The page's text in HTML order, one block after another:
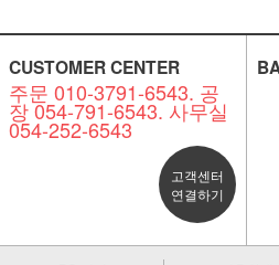
CUSTOMER CENTER
주문 010-3791-6543. 공
장 054-791-6543. 사무실
054-252-6543
고객센터
연결하기